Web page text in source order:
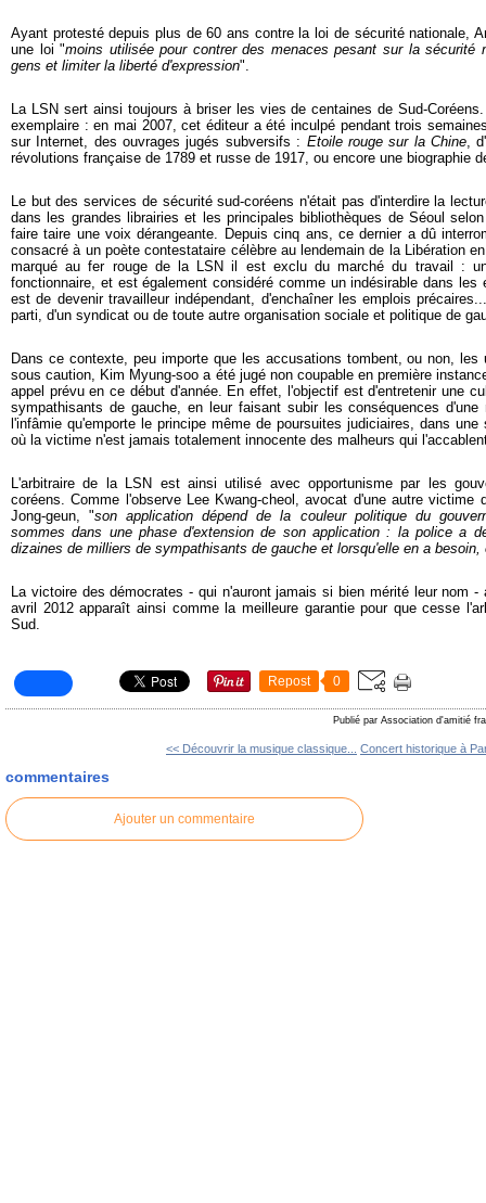
Ayant protesté depuis plus de 60 ans contre la loi de sécurité nationale,
une loi "moins utilisée pour contrer des menaces pesant sur la sécurité
gens et limiter la liberté d'expression".
La LSN sert ainsi toujours à briser les vies de centaines de Sud-
exemplaire : en mai 2007, cet éditeur a été inculpé pendant trois
sur Internet, des ouvrages jugés subversifs : Etoile rouge sur la Chine,
révolutions française de 1789 et russe de 1917, ou encore une biographie
Le but des services de sécurité sud-coréens n'était pas d'interdire la
dans les grandes librairies et les principales bibliothèques de Séoul
faire taire une voix dérangeante. Depuis cinq ans, ce dernier a dû
consacré à un poète contestataire célèbre au lendemain de la Libération
marqué au fer rouge de la LSN il est exclu du marché du travail :
fonctionnaire, et est également considéré comme un indésirable dans les
est de devenir travailleur indépendant, d'enchaîner les emplois
parti, d'un syndicat ou de toute autre organisation sociale et politique de
Dans ce contexte, peu importe que les accusations tombent, ou non,
sous caution, Kim Myung-soo a été jugé non coupable en première
appel prévu en ce début d'année. En effet, l'objectif est d'entretenir une
sympathisants de gauche, en leur faisant subir les conséquences
l'infâmie qu'emporte le principe même de poursuites judiciaires, dans
où la victime n'est jamais totalement innocente des malheurs qui
L'arbitraire de la LSN est ainsi utilisé avec opportunisme par les
coréens. Comme l'observe Lee Kwang-cheol, avocat d'une autre victime
Jong-geun, "son application dépend de la couleur politique du
sommes dans une phase d'extension de son application : la police a
dizaines de milliers de sympathisants de gauche et lorsqu'elle en a
La victoire des démocrates - qui n'auront jamais si bien mérité leur nom
avril 2012 apparaît ainsi comme la meilleure garantie pour que cesse
Sud.
Repost 0
Publié par Association d'amitié
<< Découvrir la musique classique... Concert historique à
commentaires
Ajouter un commentaire